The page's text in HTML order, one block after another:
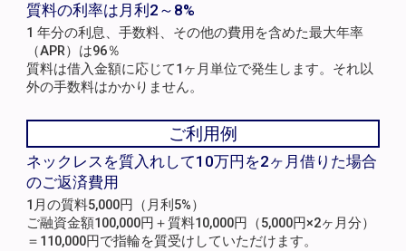
質料の利率は月利2～8%
1 年分の利息、手数料、その他の費用を含めた最大年率
（APR）は96％
質料は借入金額に応じて1ヶ月単位で発生します。それ以
外の手数料はかかりません。
ご利用例
ネックレスを質入れして10万円を2ヶ月借りた場合
のご返済費用
1月の質料5,000円（月利5%）
ご融資金額100,000円＋質料10,000円（5,000円×2ヶ月分）
＝110,000円で指輪を質受けしていただけます。